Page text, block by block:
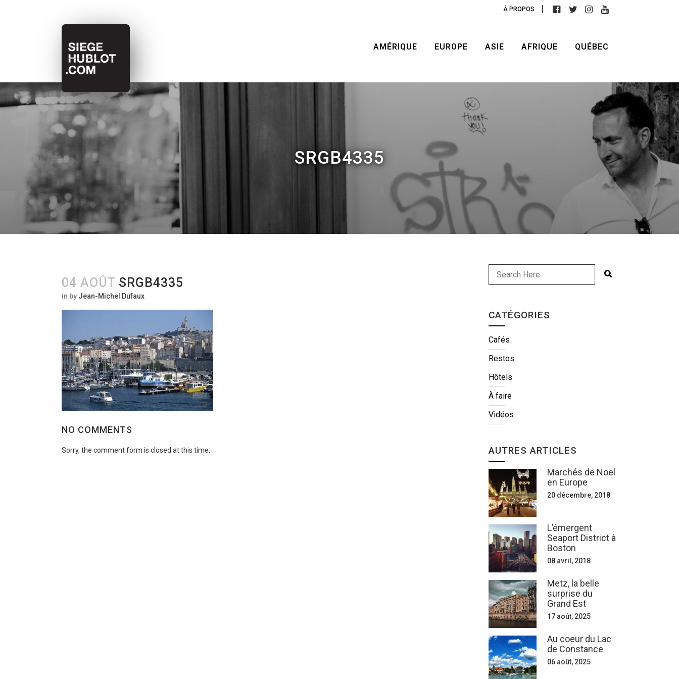
À PROPOS
AMÉRIQUE EUROPE ASIE AFRIQUE QUÉBEC
SRGB4335
04 AOÛT SRGB4335
in by Jean-Michel Dufaux
NO COMMENTS
Sorry, the comment form is closed at this time.
CATÉGORIES
Cafés
Restos
Hôtels
À faire
Vidéos
AUTRES ARTICLES
Marchés de Noël
en Europe
20 décembre, 2018
L’émergent
Seaport District à
Boston
08 avril, 2018
Metz, la belle
surprise du
Grand Est
17 août, 2025
Au coeur du Lac
de Constance
06 août, 2025